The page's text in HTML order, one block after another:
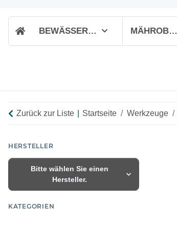
BEWÄSSERUNG MÄHROBOTER
Zurück zur Liste Startseite Werkzeuge
HERSTELLER
Bitte wählen Sie einen
Hersteller.
KATEGORIEN